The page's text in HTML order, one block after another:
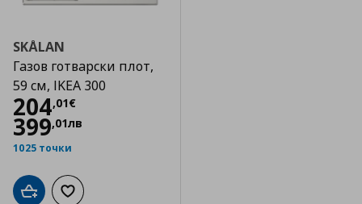
SKÅLAN
Газов готварски плот,
59 см, IKEA 300
204,01€
Цена
399,01лв
1025 точки
Добави в кошницата
Добави към списъка с любими